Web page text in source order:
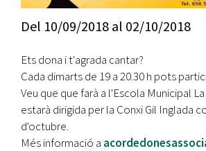
Del 10/09/2018 al 02/10/2018
Ets dona i t'agrada cantar?
Cada dimarts de 19 a 20.30 h pots
Veu que que farà a l'Escola Municipal
estarà dirigida per la Conxi Gil Inglada
d'octubre.
Més informació a